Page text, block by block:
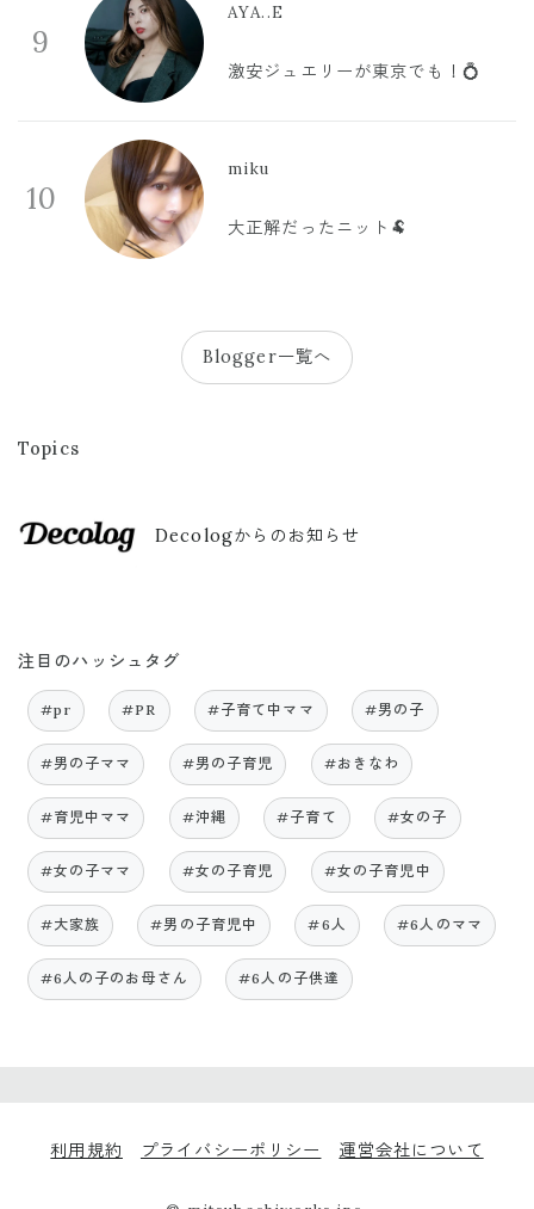
9
AYA..E
激安ジュエリーが東京でも！💍
10
miku
大正解だったニット🐏
Blogger一覧へ
Topics
Decologからのお知らせ
注目のハッシュタグ
#pr #PR #子育て中ママ #男の子
#男の子ママ #男の子育児 #おきなわ
#育児中ママ #沖縄 #子育て #女の子
#女の子ママ #女の子育児 #女の子育児中
#大家族 #男の子育児中 #6人 #6人のママ
#6人の子のお母さん #6人の子供達
利用規約 プライバシーポリシー 運営会社について